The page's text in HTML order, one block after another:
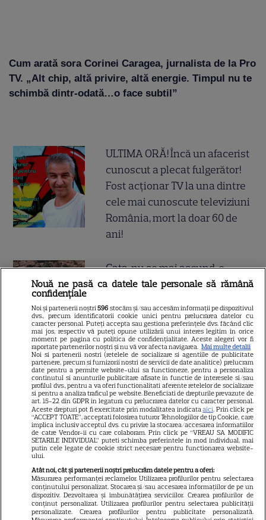
Cum arată sora Corinei Caragea, jurnalista de la Pro
TV. „Alt chip, altă privire, altă energie. Timpul nu te
schimbă dintr-odată…o face subtil”
ULTIMA ORĂ! Încă un afacerist
cunoscut a plecat fulgerător!
Fost acționar TV la una dintre
cele mai cunoscute televiziuni
România, mort la doar 60 de
ani!
Gata, nu se mai ascund, e
cuplul momentului în
strada ei, iar lui i-a pus
Dumnezeu mâna în cap!
Felicitări, să fiți fericiți! Că
frumoși sunteți!
Cătălin Crișan, gafă de
proporții după ce a anunțat că
s-a despărțit de iubită „Să mă
criticați ușor”. Internauții i-au
Vedeta din România care a
născut chiar de ziua ei. Anul
Nouă ne pasă ca datele tale personale să rămână
confidențiale
Noi și partenerii noștri596 stocăm și/sau accesăm informații pe dispozitivul
dvs., precum identificatorii cookie unici pentru prelucrarea datelor cu
caracter personal. Puteți accepta sau gestiona preferințele dvs. făcând clic
mai jos, respectiv vă puteți opune utilizării unui interes legitim în orice
moment pe pagina cu politica de confidențialitate. Aceste alegeri vor fi
raportate partenerilor noștri și nu vă vor afecta navigarea. Mai multe detalii
Noi si partenerii nostri (retelele de socializare si agentiile de publicitate
partenere, precum si furnizorii nostri de servicii de date analitice) prelucram
date pentru a permite website-ului sa functioneze, pentru a personaliza
continutul si anunturile publicitare afisate in functie de interesele si/sau
profilul dvs., pentru a va oferi functionalitati aferente retelelor de socializare
si pentru a analiza traficul pe website. Beneficiati de drepturile prevazute de
art. 15-22 din GDPR in legatura cu prelucrarea datelor cu caracter personal.
Aceste drepturi pot fi exercitate prin modalitatea indicataaici. Prin click pe
“ACCEPT TOATE”, acceptati folosirea tuturor Tehnologiilor de tip Cookie, care
implica inclusiv acceptul dvs. cu privire la stocarea/accesarea informatiilor
de catre Vendor-ii cu care colaboram. Prin click pe “VREAU SA MODIFIC
SETARILE INDIVIDUAL” puteti schimba preferintele in mod individual, mai
putin cele legate de cookie strict necesare pentru functionarea website-
ului.
Atât noi, cât și partenerii noștri prelucrăm datele pentru a oferi:
Măsurarea performanței reclamelor. Utilizarea profilurilor pentru selectarea
conținutului personalizat. Stocarea și/sau accesarea informațiilor de pe un
dispozitiv. Dezvoltarea și îmbunătățirea serviciilor. Crearea profilurilor de
conținut personalizat. Utilizarea profilurilor pentru selectarea publicității
personalizate. Crearea profilurilor pentru publicitate personalizată.